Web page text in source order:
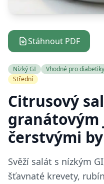
Stáhnout PDF
Nízký GI Vhodné pro diabetiky
Střední
Citrusový
granátovým
čerstvými
Svěží salát s nízkým
šťavnaté krevety,